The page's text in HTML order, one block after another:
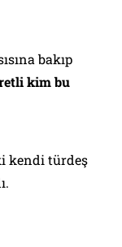
bakıp
kim bu
kendi türdeş